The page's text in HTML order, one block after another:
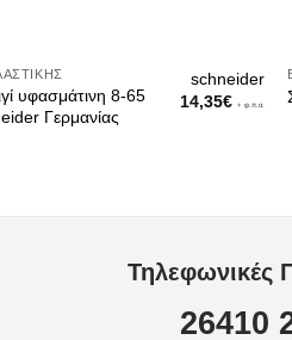
υφασμάτινη 8-65
Γερμανίας
schneider
14,35€ + φ.π.α.
Τηλεφωνικές
26410